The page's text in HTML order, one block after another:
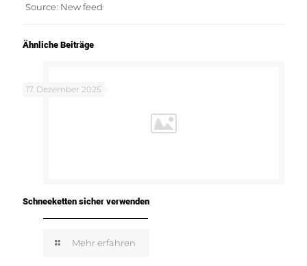
Source: New feed
Ähnliche Beiträge
17. Dezember 2025
Schneeketten sicher verwenden
Mehr erfahren